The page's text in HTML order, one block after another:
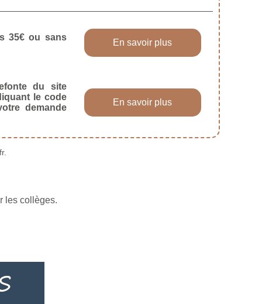
35€ ou sans
En savoir plus
du site
le code
demande
En savoir plus
les collèges.